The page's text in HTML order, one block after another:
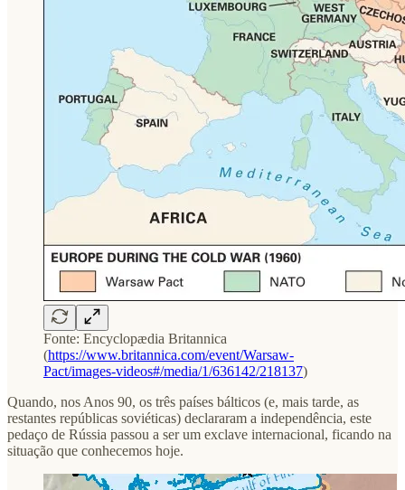
Fonte: Encyclopædia Britannica
(https://www.britannica.com/event/Warsaw-
Pact/images-videos#/media/1/636142/218137)
Quando, nos Anos 90, os três países bálticos (e, mais tarde, as
restantes repúblicas soviéticas) declararam a independência, este
pedaço de Rússia passou a ser um exclave internacional, ficando na
situação que conhecemos hoje.